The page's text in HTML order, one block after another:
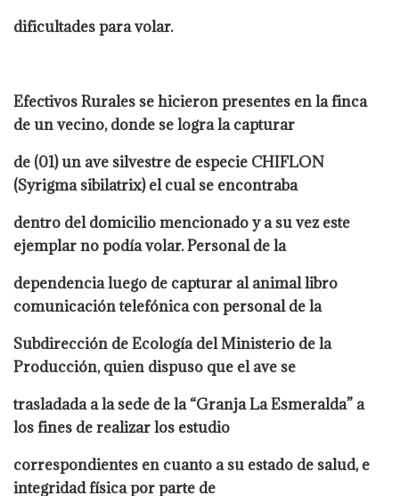
dificultades para volar.
Efectivos Rurales se hicieron presentes en la finca
de un vecino, donde se logra la capturar
de (01) un ave silvestre de especie CHIFLON
(Syrigma sibilatrix) el cual se encontraba
dentro del domicilio mencionado y a su vez este
ejemplar no podía volar. Personal de la
dependencia luego de capturar al animal libro
comunicación telefónica con personal de la
Subdirección de Ecología del Ministerio de la
Producción, quien dispuso que el ave se
trasladada a la sede de la “Granja La Esmeralda” a
los fines de realizar los estudio
correspondientes en cuanto a su estado de salud, e
integridad física por parte de